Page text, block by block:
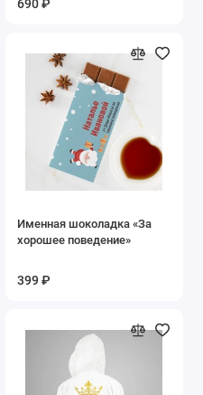
690 ₽
Именная шоколадка «За
хорошее поведение»
399 ₽